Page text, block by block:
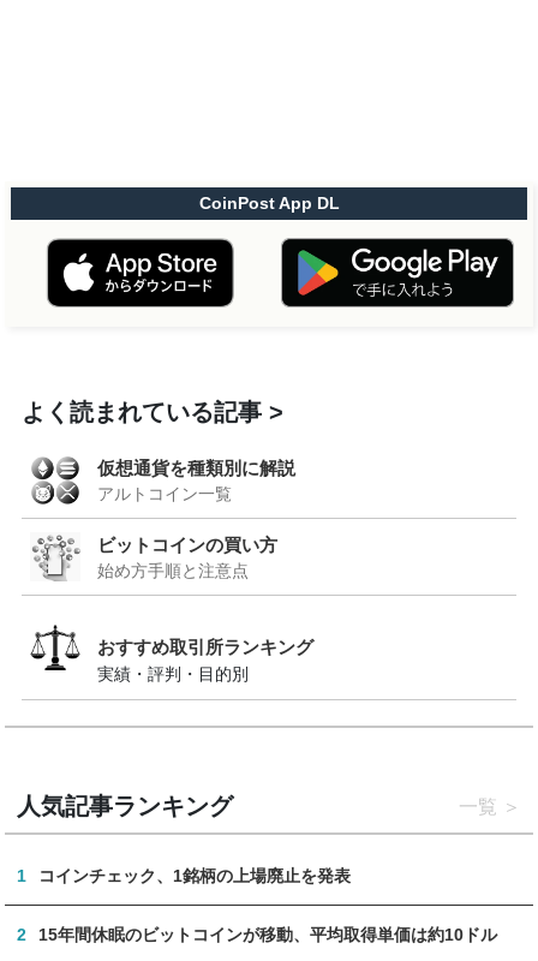
CoinPost App DL
よく読まれている記事
仮想通貨を種類別に解説
アルトコイン一覧
ビットコインの買い方
始め方手順と注意点
おすすめ取引所ランキング
実績・評判・目的別
人気記事ランキング 一覧
1 コインチェック、1銘柄の上場廃止を発表
2 15年間休眠のビットコインが移動、平均取得単価は約10ドル